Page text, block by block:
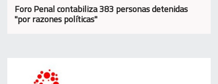
Foro Penal contabiliza 383 personas detenidas
"por razones políticas"